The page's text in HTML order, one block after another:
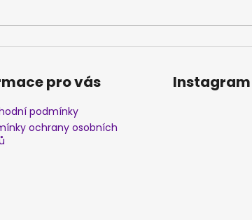
pro vás
podmínky
ochrany osobních
Instagram